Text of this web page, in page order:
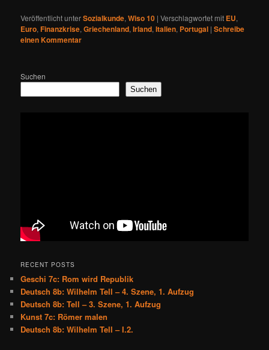
Veröffentlicht unterSozialkunde,Wiso 10 |Verschlagwortet mit EU,
Euro,Finanzkrise,Griechenland,Irland,Italien, Portugal |Schreibe
einen Kommentar
Suchen
Suchen
RECENT POSTS
Geschi 7c: Rom wird Republik
Deutsch 8b: Wilhelm Tell – 4. Szene, 1. Aufzug
Deutsch 8b: Tell – 3. Szene, 1. Aufzug
Kunst 7c: Römer malen
Deutsch 8b: Wilhelm Tell – I.2.